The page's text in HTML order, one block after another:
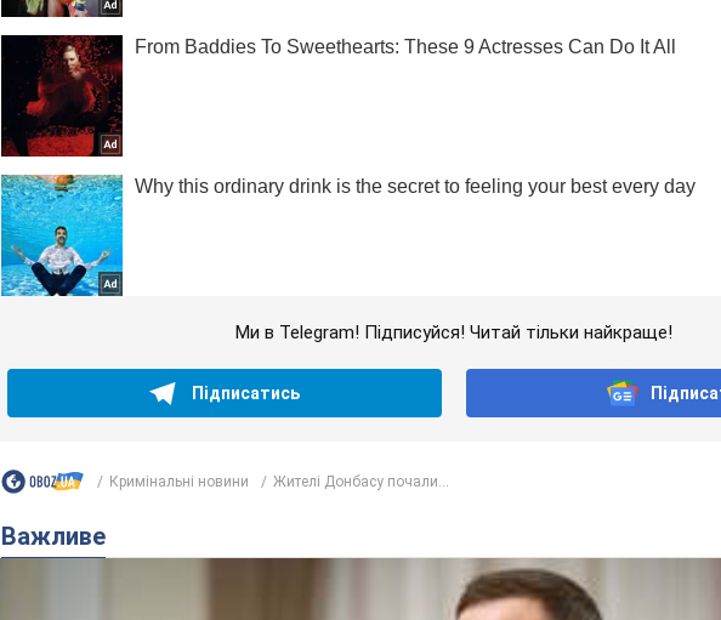
Ми в Telegram! Підписуйся! Читай тільки найкраще!
Підписатись
Кримінальні новини Жителі Донбасу почали...
Важливе